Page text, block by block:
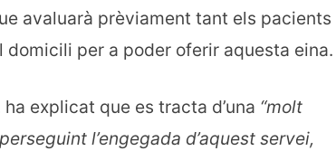
avaluarà prèviament tant els pacients
domicili per a poder oferir aquesta eina.
explicat que es tracta d’una “molt
l’engegada d’aquest servei,